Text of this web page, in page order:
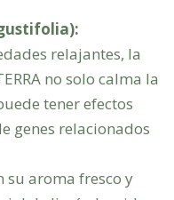
relajantes, la
no solo calma la
tener efectos
genes relacionados
su aroma fresco y